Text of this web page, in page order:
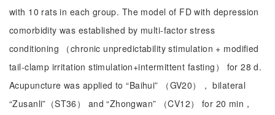
with 10 rats in each group. The model of FD with depression
comorbidity was established by multi-factor stress
conditioning （chronic unpredictability stimulation + modified
tail-clamp irritation stimulation+intermittent fasting） for 28 d.
Acupuncture was applied to “Baihui” （GV20）， bilateral
“Zusanli”（ST36） and “Zhongwan” （CV12） for 20 min，